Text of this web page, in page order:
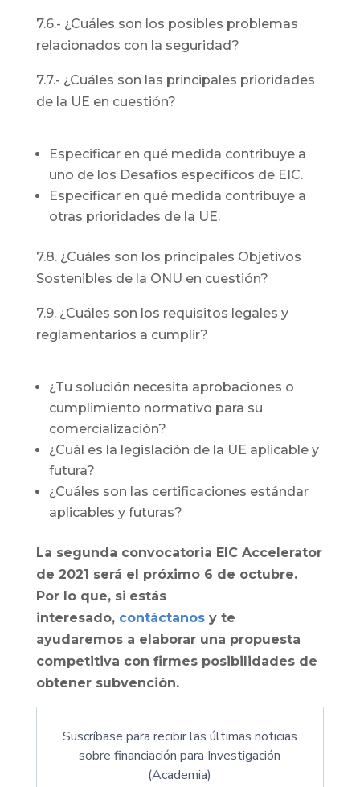
7.6.- ¿Cuáles son los posibles problemas
relacionados con la seguridad?
7.7.- ¿Cuáles son las principales prioridades
de la UE en cuestión?
Especificar en qué medida contribuye a
uno de los Desafíos específicos de EIC.
Especificar en qué medida contribuye a
otras prioridades de la UE.
7.8. ¿Cuáles son los principales Objetivos
Sostenibles de la ONU en cuestión?
7.9. ¿Cuáles son los requisitos legales y
reglamentarios a cumplir?
¿Tu solución necesita aprobaciones o
cumplimiento normativo para su
comercialización?
¿Cuál es la legislación de la UE aplicable y
futura?
¿Cuáles son las certificaciones estándar
aplicables y futuras?
La segunda convocatoria EIC Accelerator
de 2021 será el próximo 6 de octubre.
Por lo que, si estás
interesado, contáctanos y te
ayudaremos a elaborar una propuesta
competitiva con firmes posibilidades de
obtener subvención.
Suscríbase para recibir las últimas noticias
sobre financiación para Investigación
(Academia)